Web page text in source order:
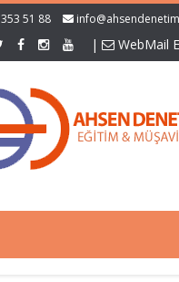
51 88
| WebMail